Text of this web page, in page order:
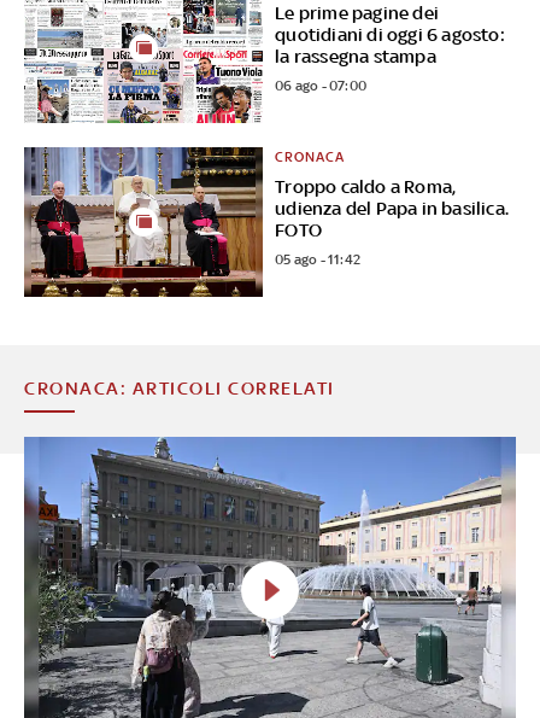
Le prime pagine dei
quotidiani di oggi 6 agosto:
la rassegna stampa
06 ago - 07:00
Troppo caldo a Roma,
udienza del Papa in basilica.
FOTO
CRONACA
05 ago - 11:42
CRONACA: ARTICOLI CORRELATI